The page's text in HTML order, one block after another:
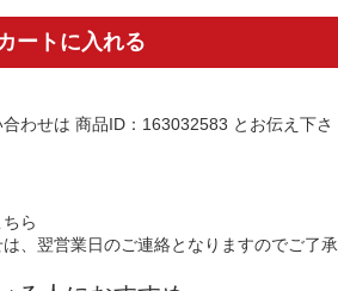
ートに入れる
わせは 商品ID：163032583 とお伝え下さ
ら
、翌営業日のご連絡となりますのでご了承